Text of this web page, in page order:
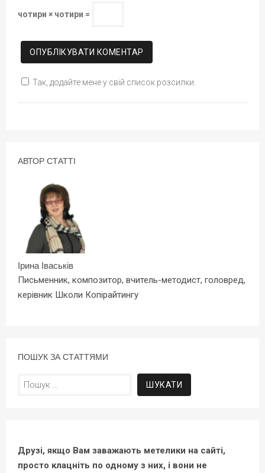
чотири × чотири =
Так, додайте мене у свій список розсилки.
АВТОР СТАТТІ
Ірина Іваськів
Письменник, композитор, вчитель-методист, головред,
керівник Школи Копірайтингу
ПОШУК ЗА СТАТТЯМИ
Пошук:
Друзі, якщо Вам заважають метелики на сайті,
просто клацніть по одному з них, і вони не